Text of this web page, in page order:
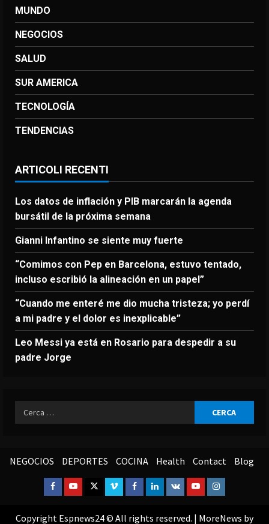
MUNDO
NEGOCIOS
SALUD
SUR AMERICA
TECNOLOGÍA
TENDENCIAS
ARTICOLI RECENTI
Los datos de inflación y PIB marcarán la agenda
bursátil de la próxima semana
Gianni Infantino se siente muy fuerte
“Comimos con Pep en Barcelona, estuvo tentado,
incluso escribió la alineación en un papel”
“Cuando me enteré me dio mucha tristeza; yo perdí
a mi padre y el dolor es inexplicable”
Leo Messi ya está en Rosario para despedir a su
padre Jorge
Ricerca
per:
NEGOCIOS DEPORTES COCINA Health Contact Blog
Facebook
YoutubeTwitterVimeoFacebook
Linkedin
VK YoutubeInstagram
Copyright Espnews24 © All rights reserved. | MoreNews by